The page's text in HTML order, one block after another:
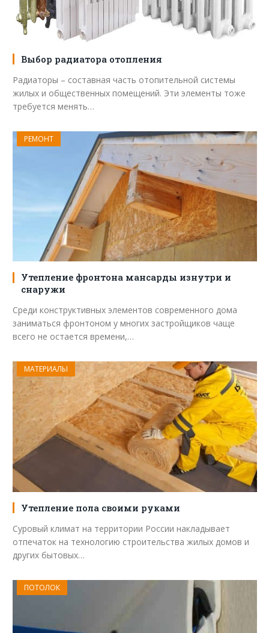
Выбор радиатора отопления
Радиаторы – составная часть отопительной системы
жилых и общественных помещений. Эти элементы тоже
требуется менять…
РЕМОНТ
Утепление фронтона мансарды изнутри и
снаружи
Среди конструктивных элементов современного дома
заниматься фронтоном у многих застройщиков чаще
всего не остается времени,…
МАТЕРИАЛЫ
Утепление пола своими руками
Суровый климат на территории России накладывает
отпечаток на технологию строительства жилых домов и
других бытовых…
ПОТОЛОК